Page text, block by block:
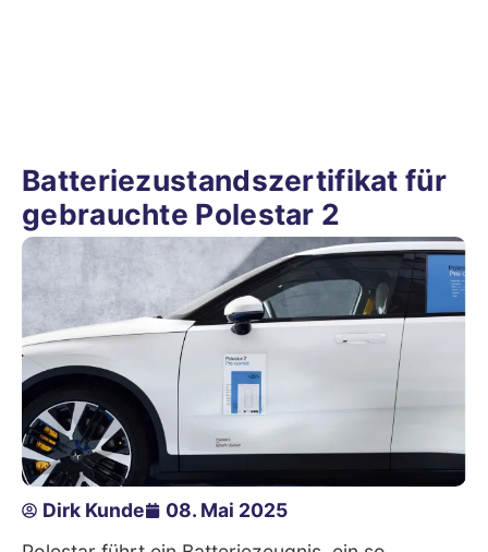
Batteriezustandszertifikat für
gebrauchte Polestar 2
Dirk Kunde
08. Mai 2025